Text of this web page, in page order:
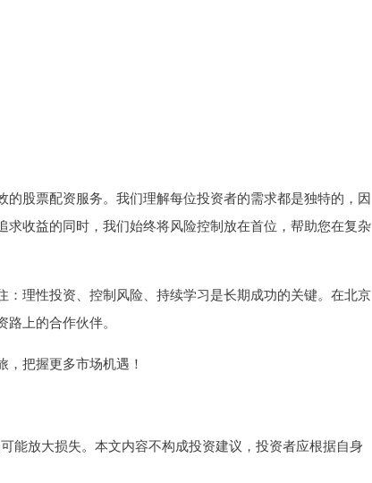
股票配资服务。我们理解每位投资者的需求都是独特的，因
收益的同时，我们始终将风险控制放在首位，帮助您在复杂
理性投资、控制风险、持续学习是长期成功的关键。在北京
上的合作伙伴。
把握更多市场机遇！
能放大损失。本文内容不构成投资建议，投资者应根据自身